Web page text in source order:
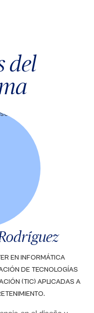
del
EN INFORMÁTICA
DE TECNOLOGÍAS
(TIC) APLICADAS A